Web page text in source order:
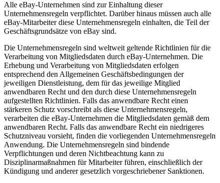
Alle eBay-Unternehmen sind zur Einhaltung dieser
Unternehmensregeln verpflichtet. Darüber hinaus müssen auch alle
eBay-Mitarbeiter diese Unternehmensregeln einhalten, die Teil der
Geschäftsgrundsätze von eBay sind.
Die Unternehmensregeln sind weltweit geltende Richtlinien für die
Verarbeitung von Mitgliedsdaten durch eBay-Unternehmen. Die
Erhebung und Verarbeitung von Mitgliedsdaten erfolgen
entsprechend den Allgemeinen Geschäftsbedingungen der
jeweiligen Dienstleistung, dem für das jeweilige Mitglied
anwendbaren Recht und den durch diese Unternehmensregeln
aufgestellten Richtlinien. Falls das anwendbare Recht einen
stärkeren Schutz vorschreibt als diese Unternehmensregeln,
verarbeiten die eBay-Unternehmen die Mitgliedsdaten gemäß dem
anwendbaren Recht. Falls das anwendbare Recht ein niedrigeres
Schutzniveau vorsieht, finden die vorliegenden Unternehmensregeln
Anwendung. Die Unternehmensregeln sind bindende
Verpflichtungen und deren Nichtbeachtung kann zu
Disziplinarmaßnahmen für Mitarbeiter führen, einschließlich der
Kündigung und anderer gesetzlich vorgeschriebener Sanktionen.